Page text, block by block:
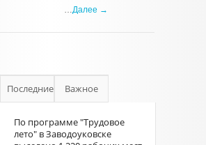
…Далее →
Последние Важное
По программе "Трудовое
лето" в Заводоуковске